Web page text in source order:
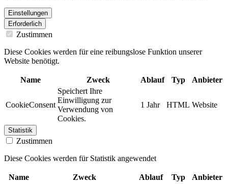
Einstellungen
Erforderlich
Zustimmen
Diese Cookies werden für eine reibungslose Funktion unserer
Website benötigt.
Name Zweck Ablauf Typ Anbieter
CookieConsent
Speichert Ihre
Einwilligung zur
Verwendung von
Cookies.
1 Jahr HTML Website
Statistik
Zustimmen
Diese Cookies werden für Statistik angewendet
Name Zweck Ablauf Typ Anbieter